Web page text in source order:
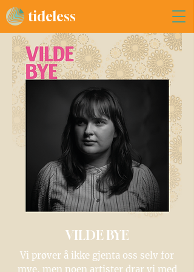
tideless
VILDE BYE
Vi prøver å ikke gjenta oss selv for
mye, men noen artister drar vi med